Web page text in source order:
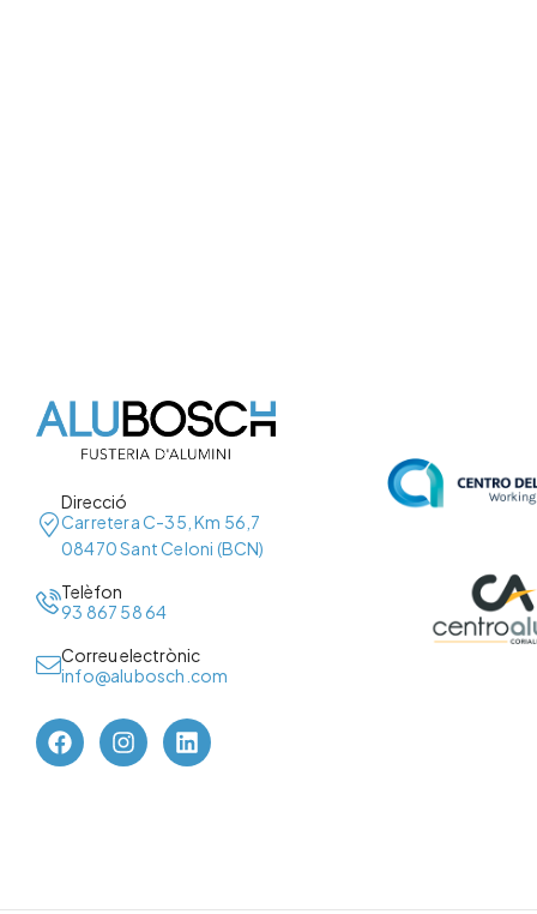
Direcció
Carretera C-35, Km 56,7
08470 Sant Celoni (BCN)
Telèfon
93 867 58 64
Correu electrònic
info@alubosch.com